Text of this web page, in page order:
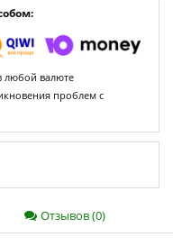
любой валюте
проблем с
Отзывов (0)